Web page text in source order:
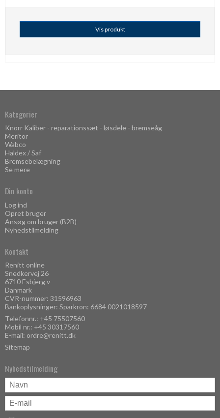
Vis produkt
Kategorier
Knorr Kaliber - reparationssæt - løsdele - bremseåg
Meritor
Wabco
Haldex / Saf
Bremsebelægning
Se mere
Din konto
Log ind
Opret bruger
Ansøg om bruger (B2B)
Nyhedstilmelding
Kontakt
Renitt online
Snedkervej 26
6710 Esbjerg v
Danmark
CVR-nummer: 31596963
Bankoplysninger: Sparkron: 6684 0021018597
Telefonnr.: +45 75507560
Mobil nr.: +45 30317560
E-mail: ordre@renitt.dk
Sitemap
Nyhedstilmelding